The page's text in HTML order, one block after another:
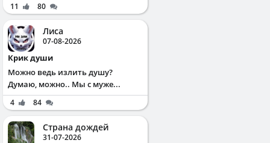
11 80
Лиса
07-08-2026
Крик души
Можно ведь излить душу?
Думаю, можно.. Мы с муже...
4 84
Страна дождей
31-07-2026